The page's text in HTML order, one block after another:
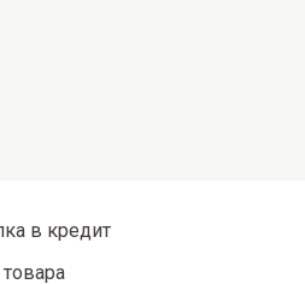
в кредит